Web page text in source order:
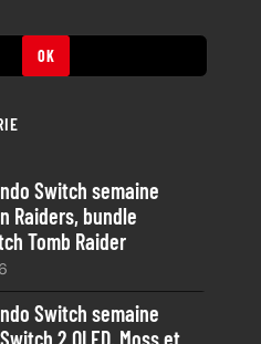
OK
Switch semaine
Raiders, bundle
Tomb Raider
Switch semaine
2 OLED, Moss et